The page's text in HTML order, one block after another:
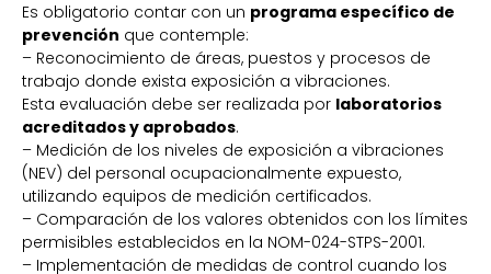
Es obligatorio contar con un programa específico de
prevención que contemple:
– Reconocimiento de áreas, puestos y procesos de
trabajo donde exista exposición a vibraciones.
Esta evaluación debe ser realizada por laboratorios
acreditados y aprobados.
– Medición de los niveles de exposición a vibraciones
(NEV) del personal ocupacionalmente expuesto,
utilizando equipos de medición certificados.
– Comparación de los valores obtenidos con los límites
permisibles establecidos en la NOM-024-STPS-2001.
– Implementación de medidas de control cuando los